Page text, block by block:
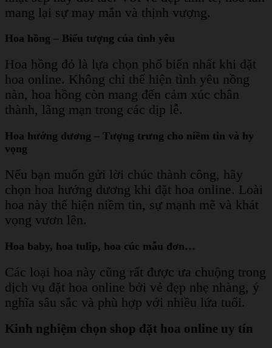
mang lại sự may mắn và thịnh vượng.
Hoa hồng – Biểu tượng của tình yêu
Hoa hồng đỏ là lựa chọn phổ biến nhất khi đặt
hoa online. Không chỉ thể hiện tình yêu nồng
nàn, hoa hồng còn mang đến cảm xúc chân
thành, lãng mạn trong các dịp lễ.
Hoa hướng dương – Tượng trưng cho niềm tin và hy
vọng
Nếu bạn muốn gửi lời chúc thành công, hãy
chọn hoa hướng dương khi đặt hoa online. Loài
hoa này thể hiện niềm tin, sự mạnh mẽ và khát
vọng vươn lên.
Hoa baby, hoa tulip, hoa cúc mẫu đơn…
Các loại hoa này cũng rất được ưa chuộng trong
dịch vụ đặt hoa online bởi vẻ đẹp nhẹ nhàng, ý
nghĩa sâu sắc và phù hợp với nhiều lứa tuổi.
Kinh nghiệm chọn shop đặt hoa online uy tín